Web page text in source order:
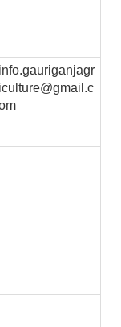
info.gauriganjagr
iculture@gmail.c